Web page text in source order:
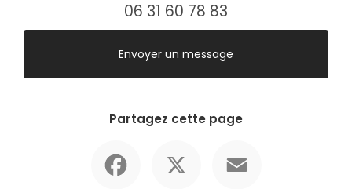
06 31 60 78 83
Envoyer un message
Partagez cette page